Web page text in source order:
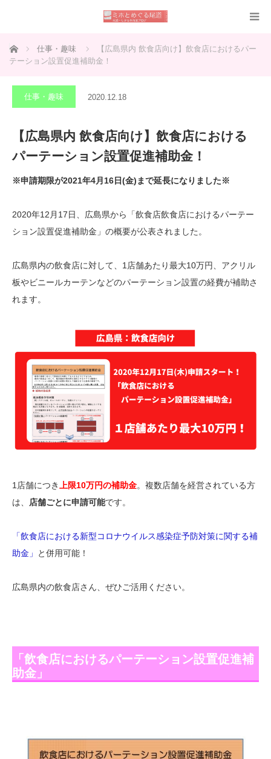
ホーム 仕事・趣味
【広島県内 飲食店向け】飲食店におけるパー
テーション設置促進補助金！
仕事・趣味 2020.12.18
【広島県内 飲食店向け】飲食店における
パーテーション設置促進補助金！
※申請期限が2021年4月16日(金)まで延長になりました※
2020年12月17日、広島県から「飲食店飲食店におけるパーテー
ション設置促進補助金」の概要が公表されました。
広島県内の飲食店に対して、1店舗あたり最大10万円、アクリル
板やビニールカーテンなどのパーテーション設置の経費が補助さ
れます。
1店舗につき 上限10万円の補助金。複数店舗を経営されている方
は、
店舗ごとに申請可能です。
「飲食店における新型コロナウイルス感染症予防対策に関する補
助金」
と併用可能！
広島県内の飲食店さん、ぜひご活用ください。
「飲食店におけるパーテーション設置促進補
助金」